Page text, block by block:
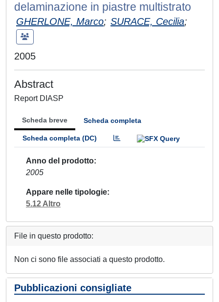
delaminazione in piastre multistrato
GHERLONE, Marco; SURACE, Cecilia;
2005
Abstract
Report DIASP
Scheda breve Scheda completa
Scheda completa (DC)
Anno del prodotto
2005
Appare nelle tipologie
5.12 Altro
File in questo prodotto:
Non ci sono file associati a questo prodotto.
Pubblicazioni consigliate